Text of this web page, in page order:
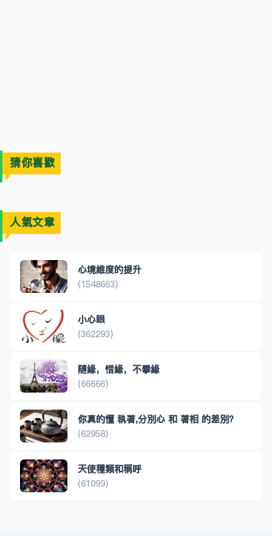
猜你喜歡
人氣文章
心境維度的提升
(1548663)
小心眼
(362293)
隨緣，惜緣，不攀緣
(66666)
你真的懂 執著,分別心 和 著相 的差別？
(62958)
天使種類和稱呼
(61099)